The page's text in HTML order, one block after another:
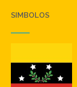
SIMBOLOS